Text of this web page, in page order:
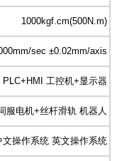
1000kgf.cm(500N.m)
sec ±0.02mm/axis
PLC+HMI 工控机+显示器
服电机+丝杆滑轨 机器人
文操作系统 英文操作系统